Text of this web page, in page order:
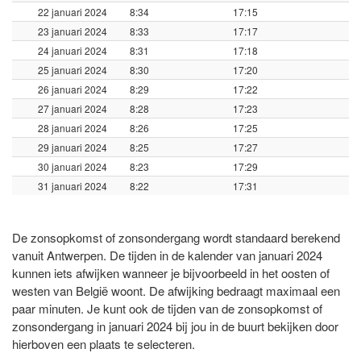
22 januari 2024
8:34
17:15
23 januari 2024
8:33
17:17
24 januari 2024
8:31
17:18
25 januari 2024
8:30
17:20
26 januari 2024
8:29
17:22
27 januari 2024
8:28
17:23
28 januari 2024
8:26
17:25
29 januari 2024
8:25
17:27
30 januari 2024
8:23
17:29
31 januari 2024
8:22 17:31
De zonsopkomst of zonsondergang wordt standaard berekend
vanuit Antwerpen. De tijden in de kalender van januari 2024
kunnen iets afwijken wanneer je bijvoorbeeld in het oosten of
westen van België woont. De afwijking bedraagt maximaal een
paar minuten. Je kunt ook de tijden van de zonsopkomst of
zonsondergang in januari 2024 bij jou in de buurt bekijken door
hierboven een plaats te selecteren.